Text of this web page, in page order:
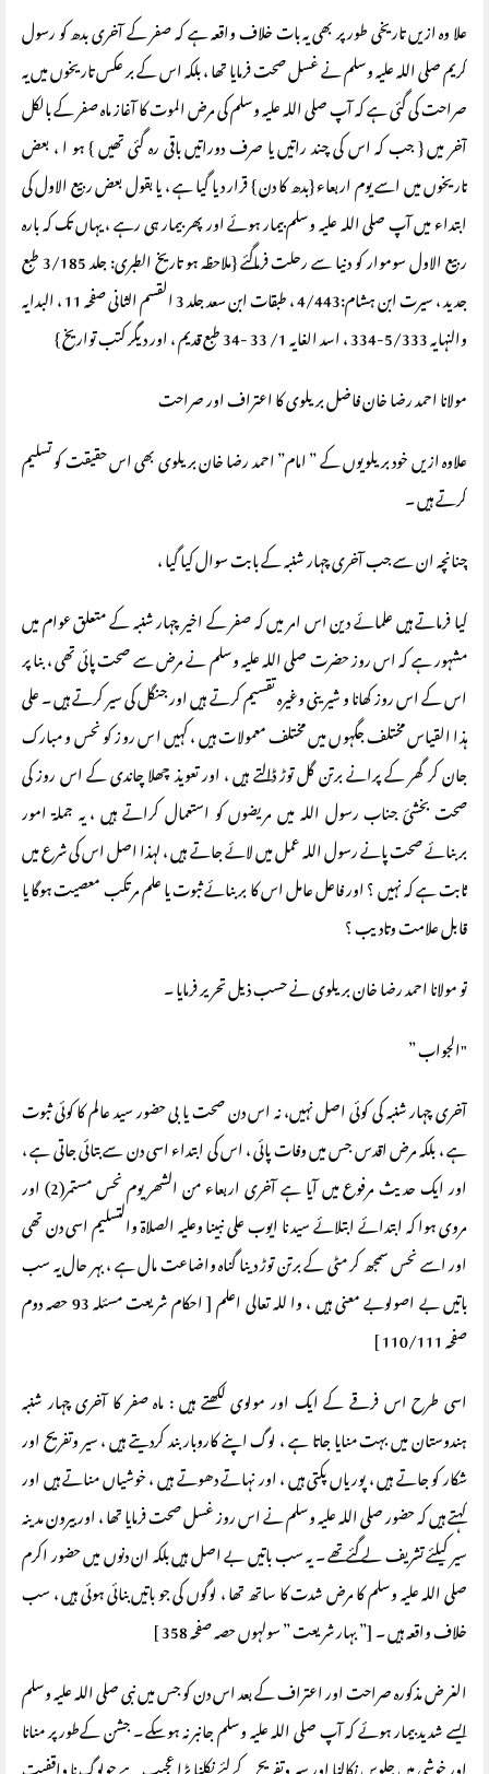
علا وہ ازیں تاریخی طور پر بھی یہ بات خلاف واقعہ ہے کہ صفر کے آخری بدھ کو رسول
کریم صلى الله عليه وسلم نے غسل صحت فرمایا تھا ، بلکہ اس کے بر عکس تاریخوں میں یہ
صراحت کی گئی ہے کہ آپ صلى الله عليه وسلم کی مرض الموت کا آغاز ماہ صفر کے بالکل
آخر میں { جب کہ اس کی چند راتیں یا صرف دوراتیں باقی رہ گئی تھیں } ہو ا ، بعض
تاریخوں میں اسے یوم اربعاء {بدھ کا دن } قرار دیا گیا ہے ، یا بقول بعض ربیع الاول کی
ابتداء میں آپ صلی اللہ علیہ وسلم بیمار ہوئے اور پھر بیمار ہی رہے ، یہاں تک کہ بارہ
ربیع الاول سوموار کو دنیا سے رحلت فرماگئے {ملاحظہ ہو تاریخ الطبری: جلد 3/185 طبع
جدید ، سیرت ابن ہشام:4/443 ، طبقات ابن سعد جلد 3 القسم الثانی صفحہ 11 ، البدایہ
والنہایہ 5/333-334 ، اسد الغایہ 1/ 33 -34 طبع قدیم ، اور دیگر کتب تواریخ }
مولانا احمد رضا خان فاضل بریلوی کا اعتراف اور صراحت
علاوہ ازیں خود بریلویوں کے ” امام” احمد رضا خان بریلوی بھی اس حقیقت کو تسلیم
کرتے ہیں ۔
چنانچہ ان سے جب آخری چہار شنبہ کے بابت سوال کیا گیا ،
کیا فرماتے ہیں علمائے دین اس امر میں کہ صفر کے اخیر چہار شنبہ کے متعلق عوام میں
مشہور ہے کہ اس روز حضرت صلی اللہ علیہ وسلم نے مرض سے صحت پائی تھی ، بنا پر
اس کے اس روز کھانا و شیرینی وغیرہ تقسیم کرتے ہیں اور جنگل کی سیر کرتے ہیں ۔ علی
ہذا القیاس مختلف جگہوں میں مختلف معمولات ہیں ، کہیں اس روز کو نحس و مبارک
جان کر گھر کے پرانے برتن گل توڑ ڈالتے ہیں ، اور تعویذ چھلا چاندی کے اس روز کی
صحت بخشئ جناب رسول اللہ میں مریضوں کو استعمال کراتے ہیں ، یہ جملۃ امور
بربنائے صحت پانے رسول اللہ عمل میں لائے جاتے ہیں ، لہذا اصل اس کی شرع میں
ثابت ہے کہ نہیں ؟ اور فاعل عامل اس کا بر بنائے ثبوت یا علم مرتکب معصیت ہوگا یا
قابل علامت وتادیب ؟
تو مولانا احمد رضا خان بریلوی نے حسب ذیل تحریر فرمایا ۔
"الجواب ”
آخری چہار شنبہ کی کوئی اصل نہیں، نہ اس دن صحت یا بی حضور سید عالم کا کوئی ثبوت
ہے ، بلکہ مرض اقدس جس میں وفات پائی ، اس کی ابتداء اسی دن سے بتائی جاتی ہے ،
اور ایک حدیث مرفوع میں آیا ہے آخری اربعاء من الشھر یوم نحس مستمر(2) اور
مروی ہوا کہ ابتدائے ابتلائے سید نا ایوب علی نبینا وعلیہ الصلاۃ والتسلیم اسی دن تھی
اور اسے نحس سمجھ کر مٹی کے برتن توڑ دینا گناہ واضاعت مال ہے ، بہر حال یہ سب
باتیں بے اصولوبے معنی ہیں ، وا للہ تعالی اعلم [ احکام شریعت مسئلہ 93 حصہ دوم
صفحہ 110/111 ]
اسی طرح اس فرقے کے ایک اور مولوی لکھتے ہیں : ماہ صفر کا آخری چہار شنبہ
ہندوستان میں بہت منایا جاتا ہے ، لوگ اپنے کاروبار بند کردیتے ہیں ، سیر وتفریح اور
شکار کو جاتے ہیں ، پوریاں پکتی ہیں ، اور نہاتے دھوتے ہیں ، خوشیاں مناتے ہیں اور
کہتے ہیں کہ حضور صلی اللہ علیہ وسلم نے اس روز غسل صحت فرمایا تھا ، اور بیرون مدینہ
سیر کیلئے تشریف لے گئے تھے ۔ یہ سب باتیں بے اصل ہیں بلکہ ان دنوں میں حضور اکرم
صلی اللہ علیہ وسلم کا مرض شدت کا ساتھ تھا ، لوگوں کی جو باتیں بنائی ہوئی ہیں ، سب
خلاف واقعہ ہیں ۔ [” بہار شریعت ” سولہوں حصہ صفحہ 358 ]
الغر ض مذکورہ صراحت اور اعتراف کے بعد اس دن کو جس میں نبی صلی اللہ علیہ وسلم
ایسے شدید بیمار ہوئے کہ آپ صلى الله عليه وسلم جانبر نہ ہو سکے ۔ جشن کےطور پر منانا